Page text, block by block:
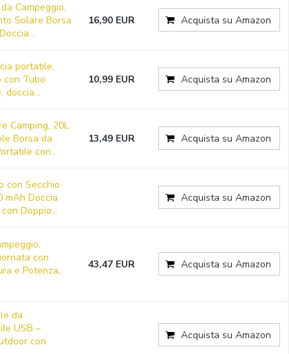
Campeggio,
Solare Borsa
16,90 EUR Acquista su Amazon
portatile,
con Tubo
doccia...
10,99 EUR Acquista su Amazon
Camping, 20L
Borsa da
con...
13,49 EUR Acquista su Amazon
con Secchio
mAh Doccia
Doppio...
Acquista su Amazon
con
e Potenza,
43,47 EUR Acquista su Amazon
da
USB –
con
Acquista su Amazon